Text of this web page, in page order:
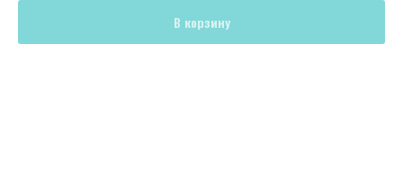
В корзину